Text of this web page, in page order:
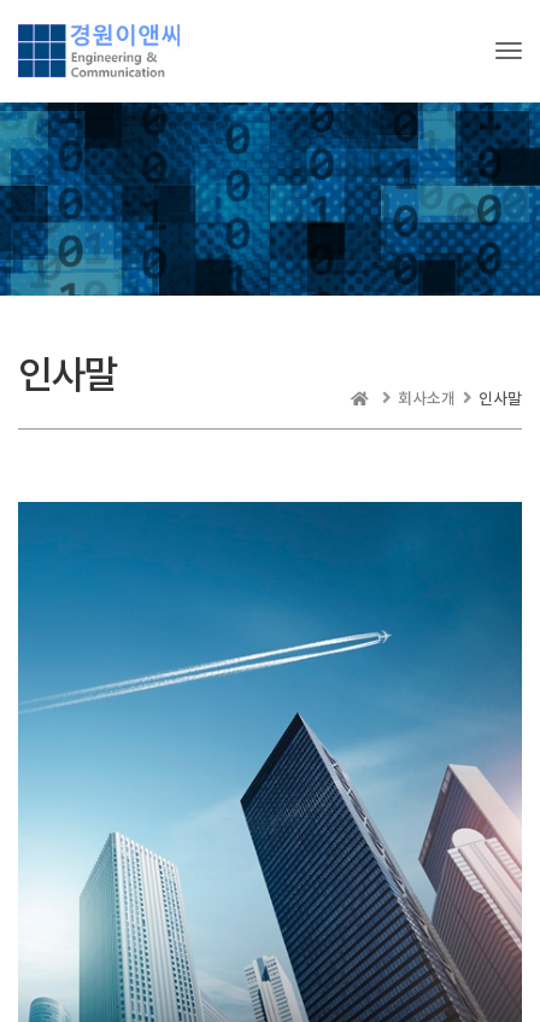
인사말 회사소개 인사말